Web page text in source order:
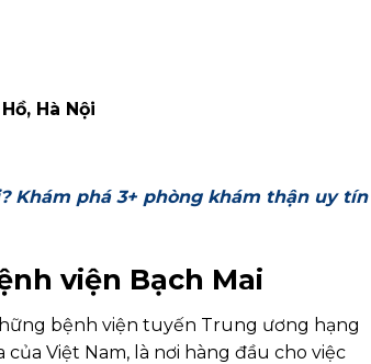
Hà Nội
Khám phá 3+ phòng khám thận uy tín
viện Bạch Mai
bệnh viện tuyến Trung ương hạng
Việt Nam, là nơi hàng đầu cho việc